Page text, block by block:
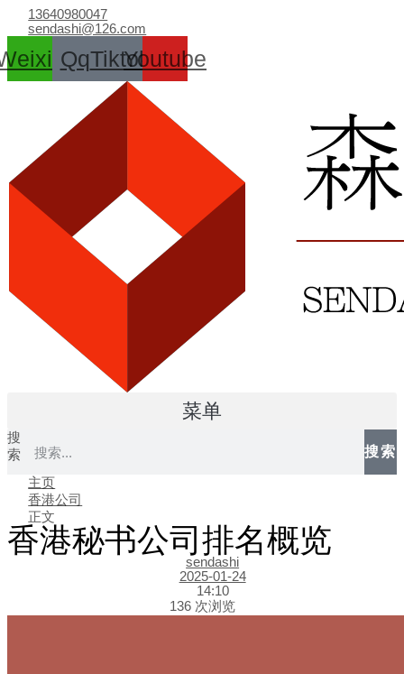
容
13640980047
sendashi@126.com
QqTiktokYoutube
菜单
搜
索
搜索
主页
香港公司
正文
香港秘书公司排名概览
sendashi
2025-01-24
14:10
136 次浏览